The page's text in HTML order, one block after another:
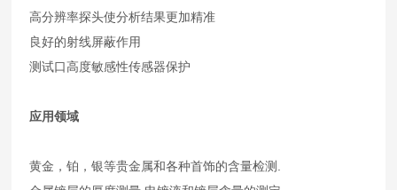
高分辨率探头使分析结果更加精准
良好的射线屏蔽作用
测试口高度敏感性传感器保护
应用领域
黄金，铂，银等贵金属和各种首饰的含量检测.